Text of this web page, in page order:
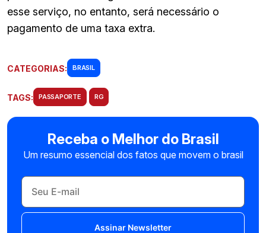
esse serviço, no entanto, será necessário o
pagamento de uma taxa extra.
CATEGORIAS: BRASIL
TAGS: PASSAPORTE RG
Receba o Melhor do Brasil
Um resumo essencial dos fatos que movem o brasil
Assinar Newsletter